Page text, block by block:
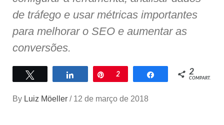
de tráfego e usar métricas importantes
para melhorar o SEO e aumentar as
conversões.
Compartilhar
Pin
2 Compartilhar
2
COMPART.
By Luiz Möeller / 12 de março de 2018